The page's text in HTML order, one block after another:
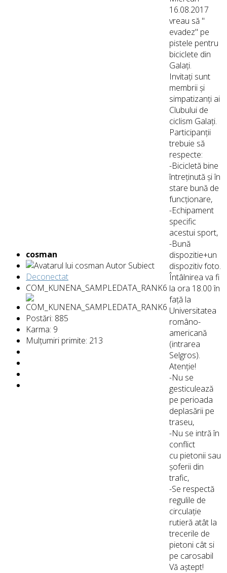
cosman
Autor Subiect
Deconectat
COM_KUNENA_SAMPLEDATA_RANK6
Postări: 885
Karma: 9
Mulțumiri primite: 213
16.08.2017
vreau să "
evadez" pe
pistele pentru
biciclete din
Galați.
Invitați sunt
membrii și
simpatizanți ai
Clubului de
ciclism Galați.
Participanții
trebuie să
respecte:
-Bicicletă bine
întreținută și în
stare bună de
funcționare,
-Echipament
specific
acestui sport,
-Bună
dispozitie+un
dispozitiv foto.
Întâlnirea va fi
la ora 18.00 în
față la
Universitatea
româno-
americană
(intrarea
Selgros).
Atenție!
-Nu se
gesticulează
pe perioada
deplasării pe
traseu,
-Nu se intră în
conflict
cu pietonii sau
șoferii din
trafic,
-Se respectă
regulile de
circulație
rutieră atât la
trecerile de
pietoni cât si
pe carosabil
Vă aștept!